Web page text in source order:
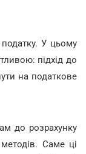
У цьому
підхід до
на податкове
до розрахунку
Саме ці